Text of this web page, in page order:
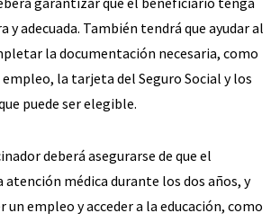
y adecuada. También tendrá que ayudar al
la documentación necesaria, como
la tarjeta del Seguro Social y los
puede ser elegible.
deberá asegurarse de que el
médica durante los dos años, y
un empleo y acceder a la educación, como